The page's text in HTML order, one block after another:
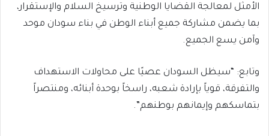
الأمثل لمعالجة القضايا الوطنية وترسيخ السلام والإستقرار،
بما يضمن مشاركة جميع أبناء الوطن في بناء سودان موحد
وآمن يسع الجميع.
وتابع: “سيظل السودان عصيًا على محاولات الاستهداف
والتفرقة، قوياً بإرادة شعبه، راسخاً بوحدة أبنائه، ومنتصراً
بتماسكهم وإيمانهم بوطنهم”.